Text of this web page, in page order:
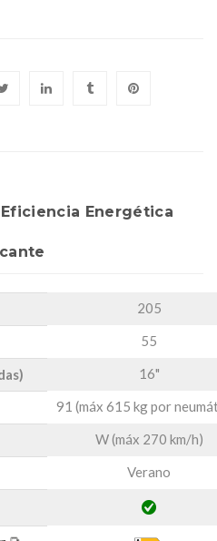
Eficiencia Energética
205
55
16"
91 (máx 615 kg por
W (máx 270 km/h)
Verano